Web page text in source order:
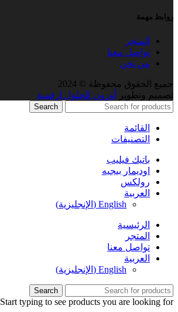
روابط مهمة
المتجر
تواصل معنا
من نحن
جميع الحقوق محفوظة © 2024
تصميم وتطوير
أوزون للحلول ارقمية
Search
القائمة
التصنيفات
باتيك فيليب
اوديمار بيجيه
رولكس
العربية
English
( الإنجليزية)
الرئيسية
المتجر
تواصل معنا
العربية
English
( الإنجليزية)
Search
Start typing to see products you are looking for.